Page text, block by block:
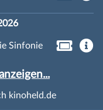
Sinfonie
kinoheld.de